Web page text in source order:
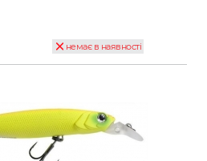
немає в наявності